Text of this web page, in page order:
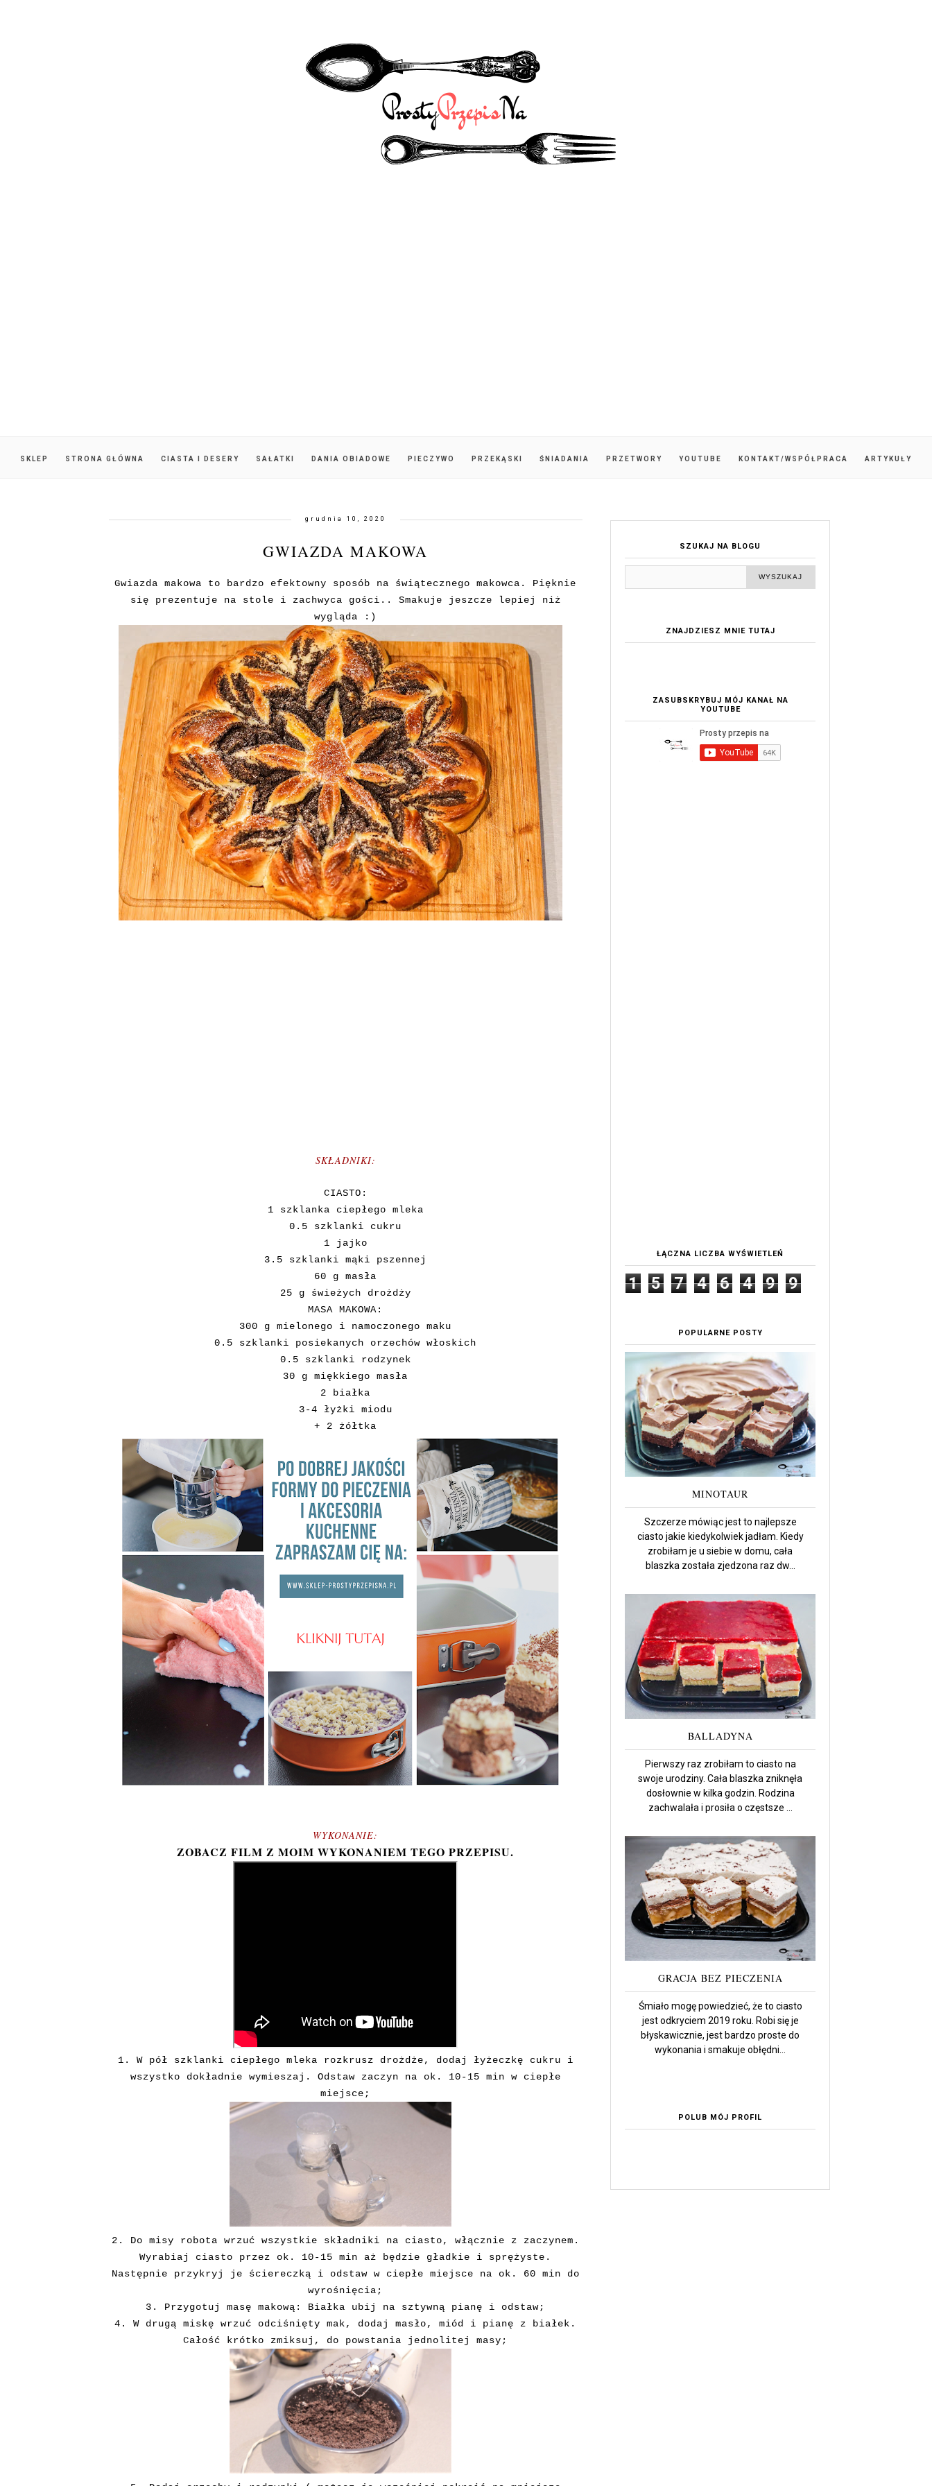
SKLEP STRONA GŁÓWNA CIASTA I DESERY SAŁATKI DANIA OBIADOWE PIECZYWO PRZEKĄSKI ŚNIADANIA PRZETWORY YOUTUBE KONTAKT/WSPÓŁPRACA ARTYKUŁY
grudnia 10, 2020
GWIAZDA MAKOWA
Gwiazda makowa to bardzo efektowny sposób na świątecznego makowca. Pięknie
się prezentuje na stole i zachwyca gości.. Smakuje jeszcze lepiej niż
wygląda :)
SKŁADNIKI:
CIASTO:
1 szklanka ciepłego mleka
0.5 szklanki cukru
1 jajko
3.5 szklanki mąki pszennej
60 g masła
25 g świeżych drożdży
MASA MAKOWA:
300 g mielonego i namoczonego maku
0.5 szklanki posiekanych orzechów włoskich
0.5 szklanki rodzynek
30 g miękkiego masła
2 białka
3-4 łyżki miodu
+ 2 żółtka
WYKONANIE:
ZOBACZ FILM Z MOIM WYKONANIEM TEGO PRZEPISU.
1. W pół szklanki ciepłego mleka rozkrusz drożdże, dodaj łyżeczkę cukru i
wszystko dokładnie wymieszaj. Odstaw zaczyn na ok. 10-15 min w ciepłe
miejsce;
2. Do misy robota wrzuć wszystkie składniki na ciasto, włącznie z zaczynem.
Wyrabiaj ciasto przez ok. 10-15 min aż będzie gładkie i sprężyste.
Następnie przykryj je ściereczką i odstaw w ciepłe miejsce na ok. 60 min do
wyrośnięcia;
3. Przygotuj masę makową: Białka ubij na sztywną pianę i odstaw;
4. W drugą miskę wrzuć odciśnięty mak, dodaj masło, miód i pianę z białek.
Całość krótko zmiksuj, do powstania jednolitej masy;
SZUKAJ NA BLOGU
ZNAJDZIESZ MNIE TUTAJ
ZASUBSKRYBUJ MÓJ KANAŁ NA
YOUTUBE
ŁĄCZNA LICZBA WYŚWIETLEŃ
1 5 7 4 6 4 9 9
POPULARNE POSTY
MINOTAUR
Szczerze mówiąc jest to najlepsze
ciasto jakie kiedykolwiek jadłam. Kiedy
zrobiłam je u siebie w domu, cała
blaszka została zjedzona raz dw...
BALLADYNA
Pierwszy raz zrobiłam to ciasto na
swoje urodziny. Cała blaszka zniknęła
dosłownie w kilka godzin. Rodzina
zachwalała i prosiła o częstsze ...
GRACJA BEZ PIECZENIA
Śmiało mogę powiedzieć, że to ciasto
jest odkryciem 2019 roku. Robi się je
błyskawicznie, jest bardzo proste do
wykonania i smakuje obłędni...
POLUB MÓJ PROFIL